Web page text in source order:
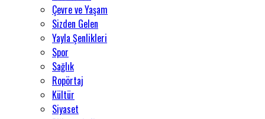
Çevre ve Yaşam
Sizden Gelen
Yayla Şenlikleri
Spor
Sağlık
Ropörtaj
Kültür
Siyaset